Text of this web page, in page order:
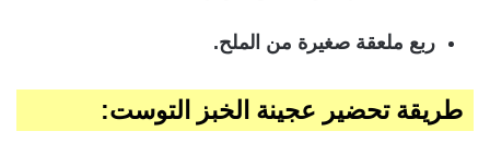
ربع ملعقة صغيرة من الملح.
طريقة تحضير عجينة الخبز التوست: